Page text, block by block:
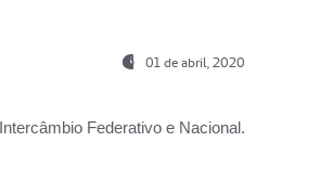
01 de abril, 2020
Federativo e Nacional.